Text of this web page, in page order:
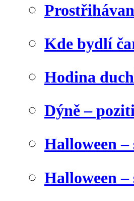
Kde bydlí
Hodina
Dýně –
Halloween –
Halloween –